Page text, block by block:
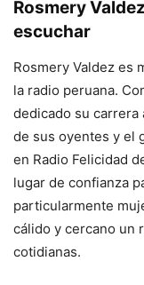
Rosmery
escuchar
Rosmery Valdez es
la radio peruana.
dedicado su
de sus oyentes y el
en Radio Felicidad
lugar de confianza
particularmente
cálido y cercano un
cotidianas.